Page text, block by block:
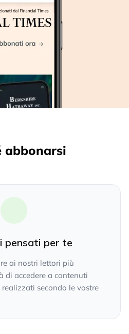
abbonarsi
pensati per te
ai nostri lettori più
accedere a contenuti
secondo le vostre